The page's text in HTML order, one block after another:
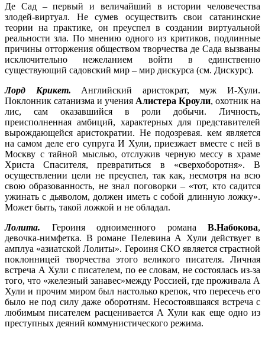
Де Сад – первый и величайший в истории человечества
злодей-виртуал. Не сумев осуществить свои сатанинские
теории на практике, он преуспел в создании виртуальной
реальности зла. По мнению одного из критиков, подлинные
причины отторжения обществом творчества де Сада вызваны
исключительно нежеланием войти в единственно
существующий садовский мир – мир дискурса (см. Дискурс).
Лорд Крикет. Английский аристократ, муж И-Хули.
Поклонник сатанизма и учения Алистера Кроули, охотник на
лис, сам оказавшийся в роли добычи. Личность,
преисполненная амбиций, характерных для представителей
вырождающейся аристократии. Не подозревая. кем является
на самом деле его супруга И Хули, приезжает вместе с ней в
Москву с тайной мыслью, отслужив черную мессу в храме
Христа Спасителя, превратиться в «сверхоборотня». В
осуществлении цели не преуспел, так как, несмотря на всю
свою образованность, не знал поговорки – «тот, кто садится
ужинать с дьяволом, должен иметь с собой длинную ложку».
Может быть, такой ложкой и не обладал.
Лолита. Героиня одноименного романа В.Набокова,
девочка-нимфетка. В романе Пелевина А Хули действует в
амплуа «азиатской Лолиты». Героиня СКО является страстной
поклонницей творчества этого великого писателя. Личная
встреча А Хули с писателем, по ее словам, не состоялась из-за
того, что «железный занавес»между Россией, где проживала А
Хули и прочим миром был настолько крепок, что пересечь его
было не под силу даже оборотням. Несостоявшаяся встреча с
любимым писателем расценивается А Хули как еще одно из
преступных деяний коммунистического режима.